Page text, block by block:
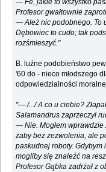
— Fe, jakie to wszystko
Profesor gwałtownie
— Ależ nic podobnego. To
Dębowiec to cudo; tak
rozśmieszyć."
B. luźne podobieństwo
'60 do - nieco młodszego
odpowiedzialności
"— /.../ A co u ciebie?
Salamandrus zaprzeczył
— Nie. Mogłem wprawdzie
żaby bez zezwolenia, ale
paskudnej roboty. Gdybym
mogliby się znaleźć na
Profesor Gąbka zadrżał z